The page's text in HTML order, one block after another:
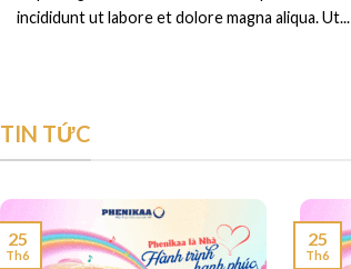
incididunt ut labore et dolore magna aliqua. Ut...
TIN TỨC
25
Th6
25
Th6